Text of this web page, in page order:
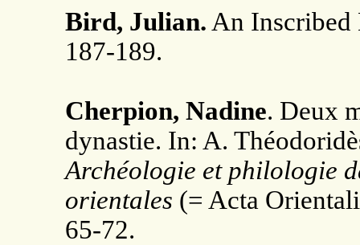
Bird, Julian. An
187-189.
Cherpion, Nadine. Deux
dynastie. In: A.
Archéologie et philologie
orientales (= Acta
65-72.